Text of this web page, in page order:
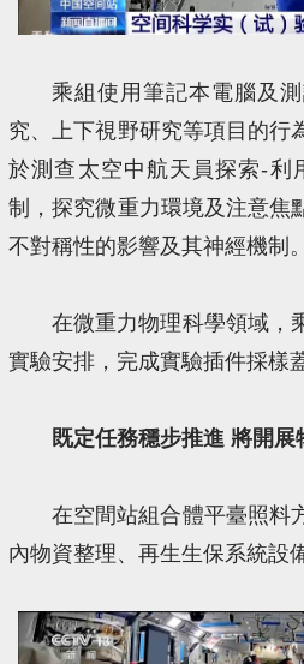
乘組使用筆記本電腦及
究、上下視野研究等項目的行
於測查太空中航天員探索-利
制，探究微重力環境及注意焦
不對稱性的影響及其神經機制。
在微重力物理科學領域，
實驗安排，完成實驗插件採樣
既定任務穩步推進 將開
在空間站組合體平臺照料
內物資整理、再生生保系統設